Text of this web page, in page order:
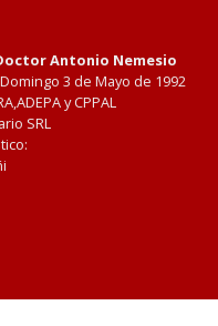
Antonio Nemesio
3 de Mayo de 1992
y CPPAL
SRL